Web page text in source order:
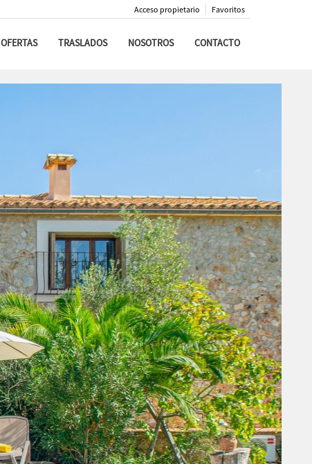
Favoritos
Acceso propietario
OFERTAS TRASLADOS NOSOTROS CONTACTO